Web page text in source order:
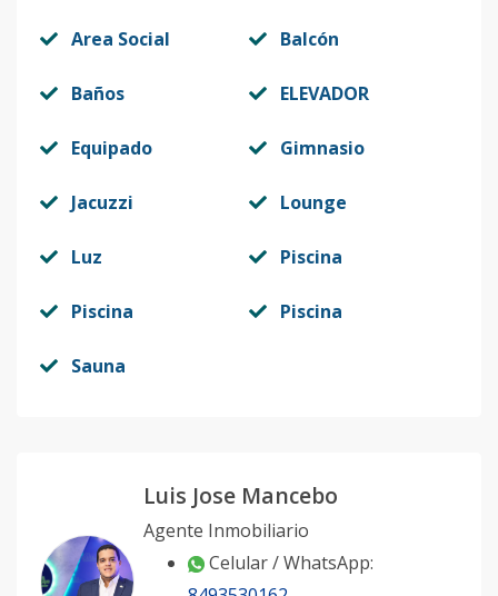
Area Social Balcón
Baños ELEVADOR
Equipado Gimnasio
Jacuzzi Lounge
Luz Piscina
Piscina Piscina
Sauna
Luis Jose Mancebo
Agente Inmobiliario
Celular / WhatsApp: